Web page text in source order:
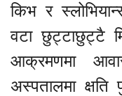
किभ र
वटा छुट्टाछुट्टै
आक्रमणमा
अस्पतालमा